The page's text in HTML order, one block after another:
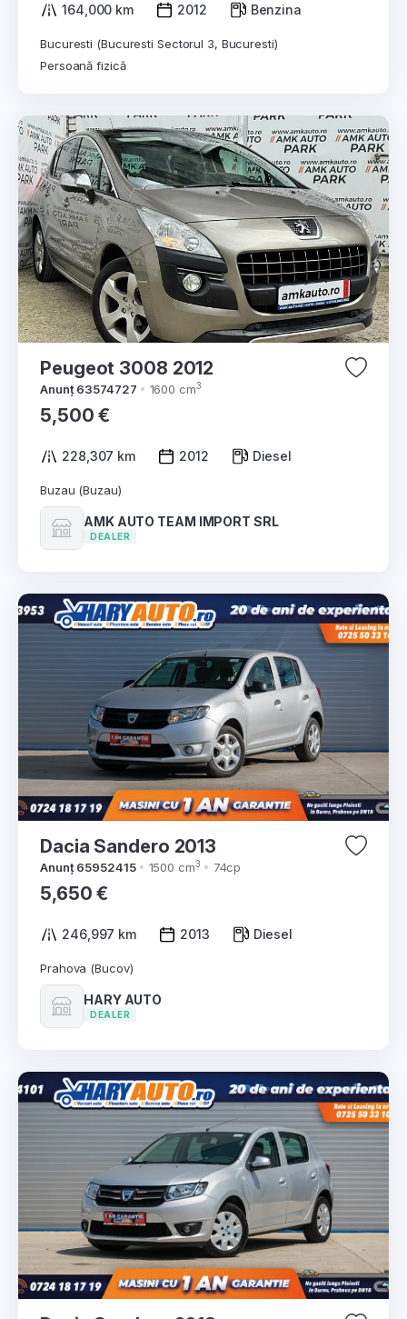
164,000 km 2012 Benzina
Bucuresti (Bucuresti Sectorul 3, Bucuresti)
Persoană fizică
Peugeot 3008 2012
Anunț 63574727 1600 cm3
5,500 €
228,307 km 2012 Diesel
Buzau (Buzau)
AMK AUTO TEAM IMPORT SRL
DEALER
Dacia Sandero 2013
Anunț 65952415 1500 cm3 74cp
5,650 €
246,997 km 2013 Diesel
Prahova (Bucov)
HARY AUTO
DEALER